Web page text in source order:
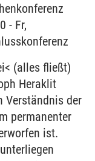
- Fr,
(alles fließt)
Heraklit
Verständnis der
permanenter
ist.